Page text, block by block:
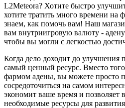
L2Meteora? Хотите быстро
хотите тратить много времени на
знаем, как помочь вам! Наш
вам внутриигровую валюту -
чтобы вы могли с легкостью
Когда дело доходит до улучшения
самый ценный ресурс. Вместо
фармом адены, вы можете просто
сосредоточиться на самом
экономит ваше время и позволяет
необходимые ресурсы для